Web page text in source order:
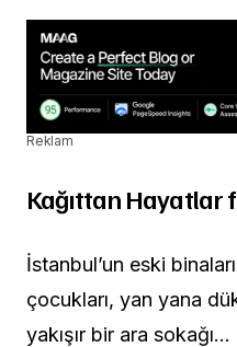
Reklam
Kağıttan Hayatlar
İstanbul’un eski
çocukları, yan yana
yakışır bir ara